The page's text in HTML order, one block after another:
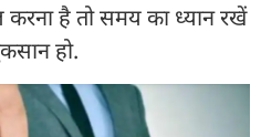
है तो समय का ध्यान रखें
हो.